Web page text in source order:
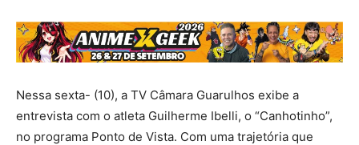
Nessa sexta- (10), a TV Câmara Guarulhos exibe a
entrevista com o atleta Guilherme Ibelli, o “Canhotinho”,
no programa Ponto de Vista. Com uma trajetória que